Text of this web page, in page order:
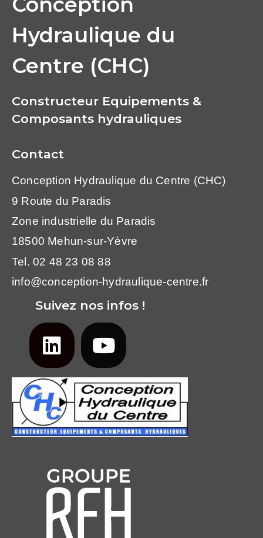
Hydraulique du
Centre (CHC)
Constructeur Equipements &
Composants hydrauliques
Contact
Conception Hydraulique du Centre (CHC)
9 Route du Paradis
Zone industrielle du Paradis
18500 Mehun-sur-Yèvre
Tel. 02 48 23 08 88
info@conception-hydraulique-centre.fr
Suivez nos infos !